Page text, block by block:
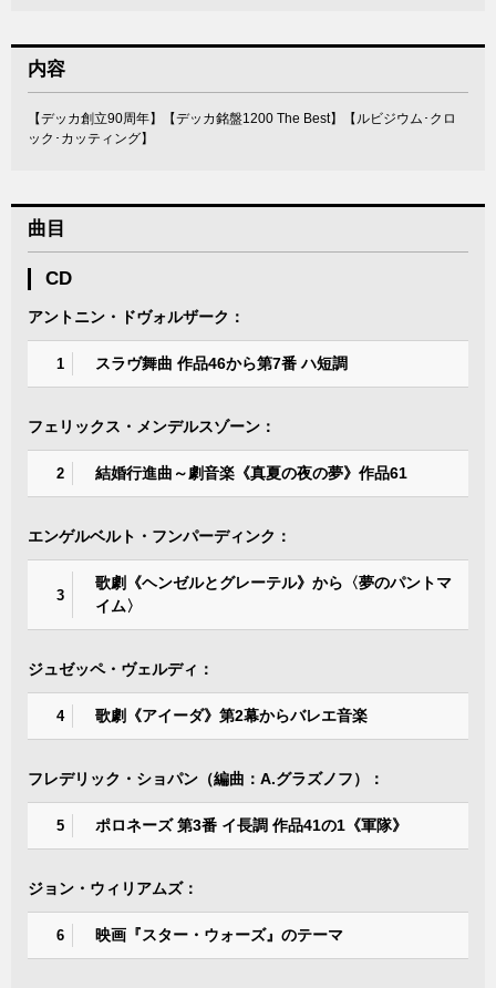
内容
【デッカ創立90周年】【デッカ銘盤1200 The Best】【ルビジウム･クロ
ック･カッティング】
曲目
CD
アントニン・ドヴォルザーク：
1 スラヴ舞曲 作品46から第7番 ハ短調
フェリックス・メンデルスゾーン：
2 結婚行進曲～劇音楽《真夏の夜の夢》作品61
エンゲルベルト・フンパーディンク：
3
歌劇《ヘンゼルとグレーテル》から〈夢のパントマ
イム〉
ジュゼッペ・ヴェルディ：
4 歌劇《アイーダ》第2幕からバレエ音楽
フレデリック・ショパン（編曲：A.グラズノフ）：
5 ポロネーズ 第3番 イ長調 作品41の1《軍隊》
ジョン・ウィリアムズ：
6 映画『スター・ウォーズ』のテーマ